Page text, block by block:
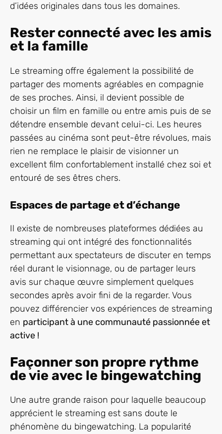
d’idées originales dans tous les domaines.
Rester connecté avec les amis
et la famille
Le streaming offre également la possibilité de
partager des moments agréables en compagnie
de ses proches. Ainsi, il devient possible de
choisir un film en famille ou entre amis puis de se
détendre ensemble devant celui-ci. Les heures
passées au cinéma sont peut-être révolues, mais
rien ne remplace le plaisir de visionner un
excellent film confortablement installé chez soi et
entouré de ses êtres chers.
Espaces de partage et d’échange
Il existe de nombreuses plateformes dédiées au
streaming qui ont intégré des fonctionnalités
permettant aux spectateurs de discuter en temps
réel durant le visionnage, ou de partager leurs
avis sur chaque œuvre simplement quelques
secondes après avoir fini de la regarder. Vous
pouvez différencier vos expériences de streaming
en participant à une communauté passionnée et
active !
Façonner son propre rythme
de vie avec le bingewatching
Une autre grande raison pour laquelle beaucoup
apprécient le streaming est sans doute le
phénomène du bingewatching. La popularité